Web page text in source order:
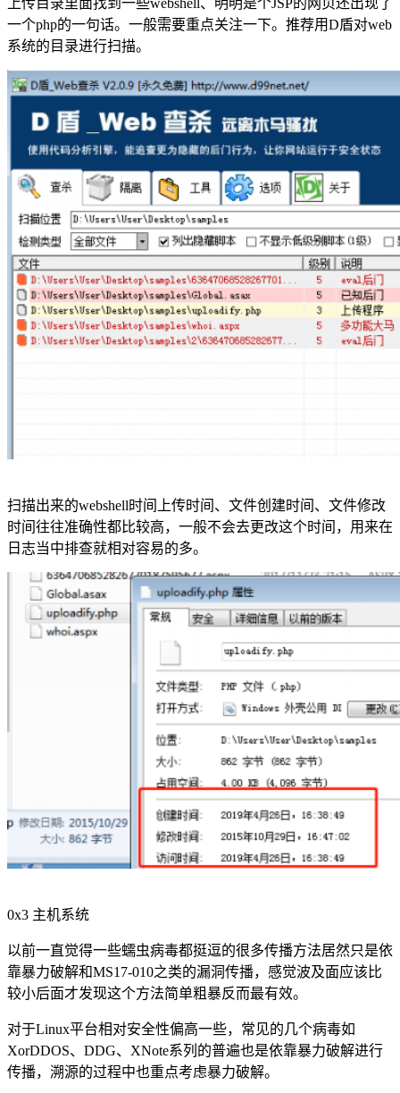
一个php的一句话。一般需要重点关注一下。推荐用D盾对web
系统的目录进行扫描。
扫描出来的webshell时间上传时间、文件创建时间、文件修改
时间往往准确性都比较高，一般不会去更改这个时间，用来在
日志当中排查就相对容易的多。
0x3 主机系统
以前一直觉得一些蠕虫病毒都挺逗的很多传播方法居然只是依
靠暴力破解和MS17-010之类的漏洞传播，感觉波及面应该比
较小后面才发现这个方法简单粗暴反而最有效。
对于Linux平台相对安全性偏高一些，常见的几个病毒如
XorDDOS、DDG、XNote系列的普遍也是依靠暴力破解进行
传播，溯源的过程中也重点考虑暴力破解。